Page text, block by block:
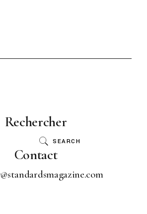
Rechercher
SEARCH
Contact